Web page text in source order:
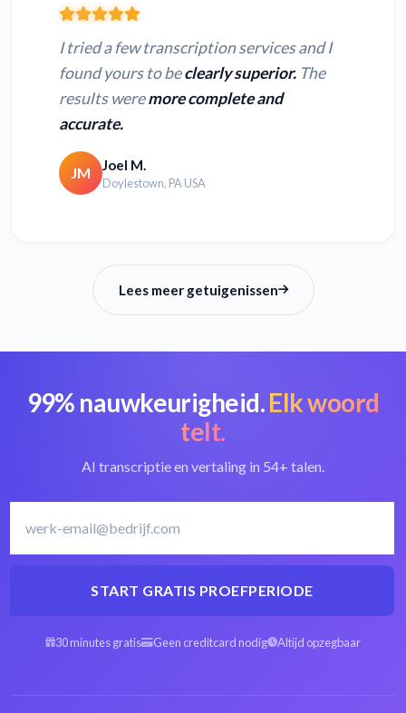
I tried a few transcription services and I
found yours to beclearly superior. The
results weremore complete and
accurate.
JM Joel M.
Doylestown, PA USA
Lees meer getuigenissen
99% nauwkeurigheid.Elk woord
telt.
AI transcriptie en vertaling in 54+ talen.
START GRATIS PROEFPERIODE
30 minutes gratis Geen creditcard nodig Altijd opzegbaar